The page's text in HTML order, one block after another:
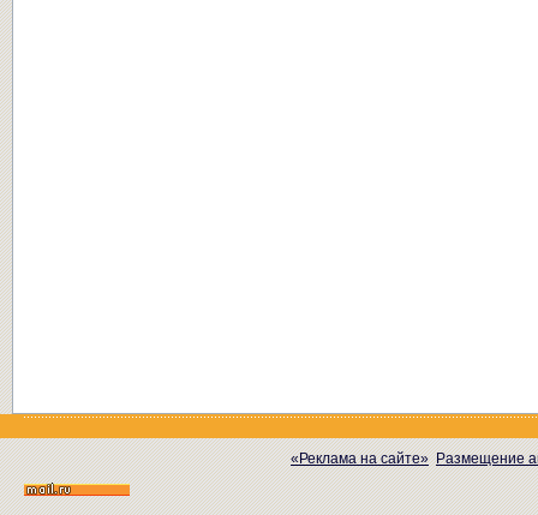
«Реклама на сайте» Размещение